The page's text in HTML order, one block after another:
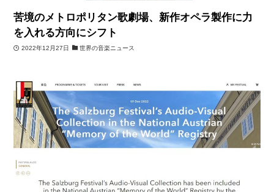
苦境のメトロポリタン歌劇場、新作オペラ製作に力
を入れる方向にシフト
2022年12月27日 世界の音楽ニュース